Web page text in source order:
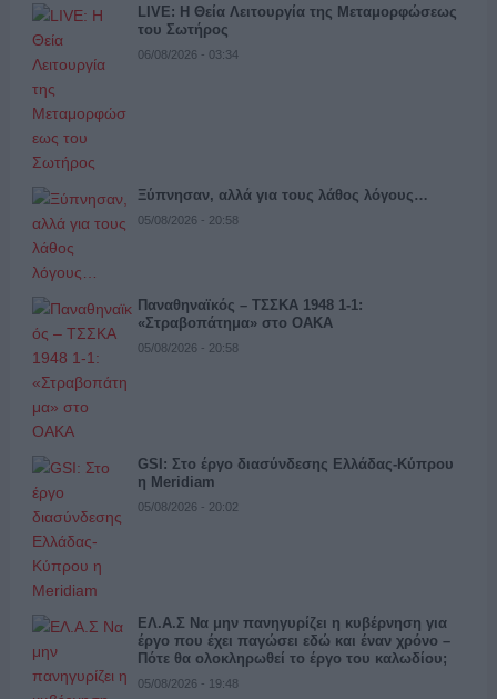
LIVE: Η Θεία Λειτουργία της Μεταμορφώσεως
του Σωτήρος
06/08/2026 - 03:34
Ξύπνησαν, αλλά για τους λάθος λόγους…
05/08/2026 - 20:58
Παναθηναϊκός – ΤΣΣΚΑ 1948 1-1:
«Στραβοπάτημα» στο ΟΑΚΑ
05/08/2026 - 20:58
GSI: Στο έργο διασύνδεσης Ελλάδας-Κύπρου
η Meridiam
05/08/2026 - 20:02
ΕΛ.Α.Σ Να μην πανηγυρίζει η κυβέρνηση για
έργο που έχει παγώσει εδώ και έναν χρόνο –
Πότε θα ολοκληρωθεί το έργο του καλωδίου;
05/08/2026 - 19:48